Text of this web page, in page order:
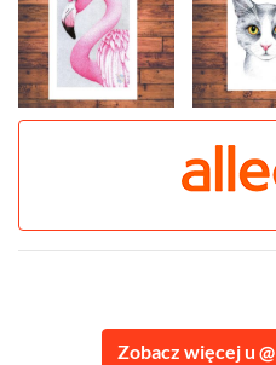
Zobacz więcej u